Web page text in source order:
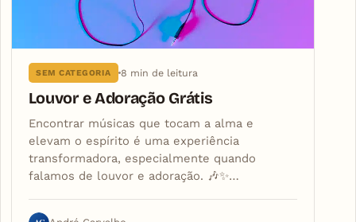
SEM CATEGORIA 8 min de leitura
Louvor e Adoração Grátis
Encontrar músicas que tocam a alma e
elevam o espírito é uma experiência
transformadora, especialmente quando
falamos de louvor e adoração. 🎶✨…